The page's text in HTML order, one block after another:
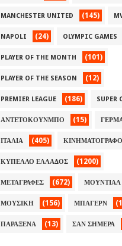
MANCHESTER UNITED (145)
NAPOLI (24) OLYMPIC GAMES
PLAYER OF THE MONTH (101)
PLAYER OF THE SEASON (12)
PREMIER LEAGUE (186) SUPER
ΑΝΤΕΤΟΚΟΥΝΜΠΟ (15)
ΙΤΑΛΙΑ (405)
ΚΥΠΕΛΛΟ ΕΛΛΑΔΟΣ (1200)
ΜΕΤΑΓΡΑΦΕΣ (672) ΜΟΥΝΤΙΑΛ
ΜΟΥΣΙΚΗ (156) ΜΠΑΓΕΡΝ
ΠΑΡΑΞΕΝΑ (13) ΣΑΝ ΣΗΜΕΡΑ